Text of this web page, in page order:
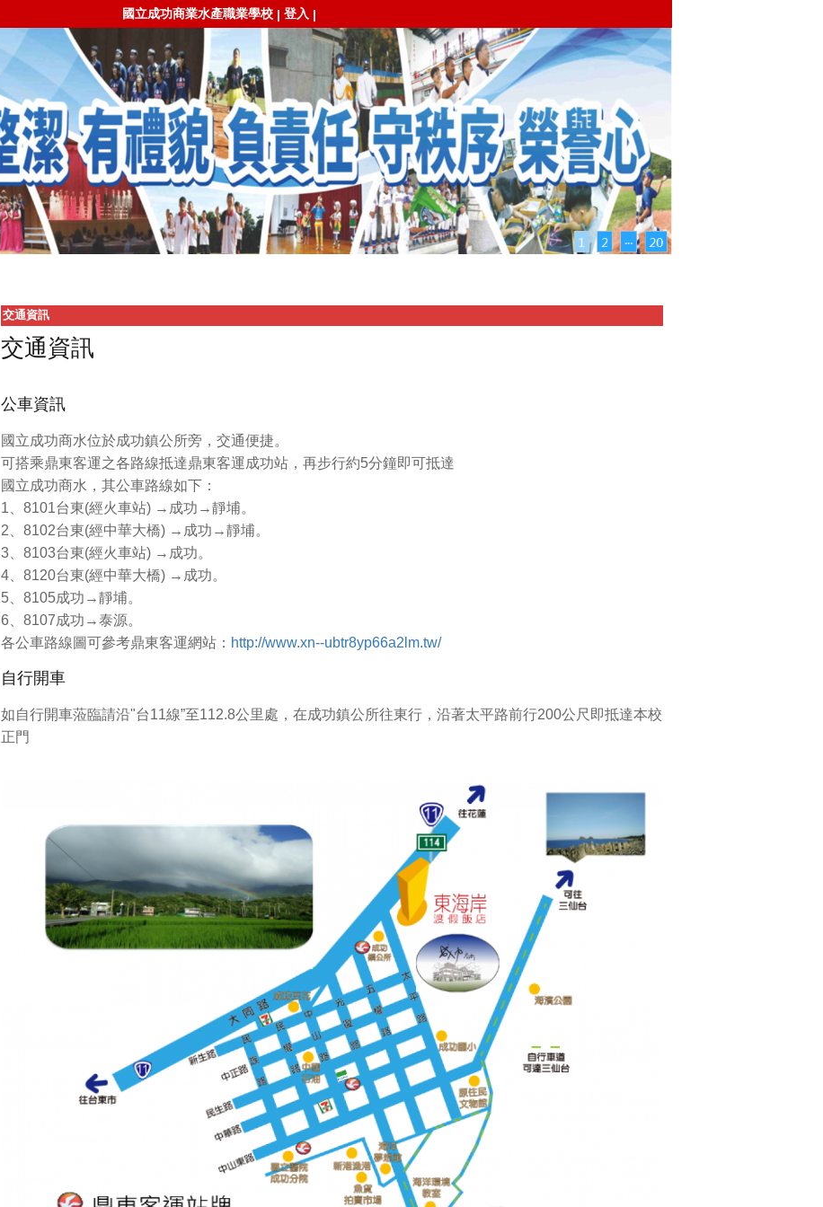
國立成功商業水產職業學校 | 登入 |
交通資訊
交通資訊
公車資訊
國立成功商水位於成功鎮公所旁，交通便捷。
可搭乘鼎東客運之各路線抵達鼎東客運成功站，再步行約5分鐘即可抵達
國立成功商水，其公車路線如下：
1 、8101台東(經火車站) →成功→靜埔。
2、8102台東(經中華大橋) →成功→靜埔。
3、8103台東(經火車站) →成功。
4、8120台東(經中華大橋) →成功。
5、8105成功→靜埔。
6、8107成功→泰源。
各公車路線圖可參考鼎東客運網站： http://www.xn--ubtr8yp66a2lm.tw/
自行開車
如自行開車蒞臨請沿"台11線”至112.8公里處，在成功鎮公所往東行，沿著太平路前行200公尺即抵達本校
正門